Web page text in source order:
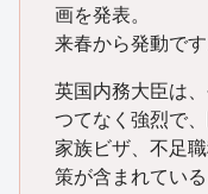
画を発表。
来春から発動です
英国内務大臣は
つてなく強烈で
家族ビザ、不足
策が含まれてい